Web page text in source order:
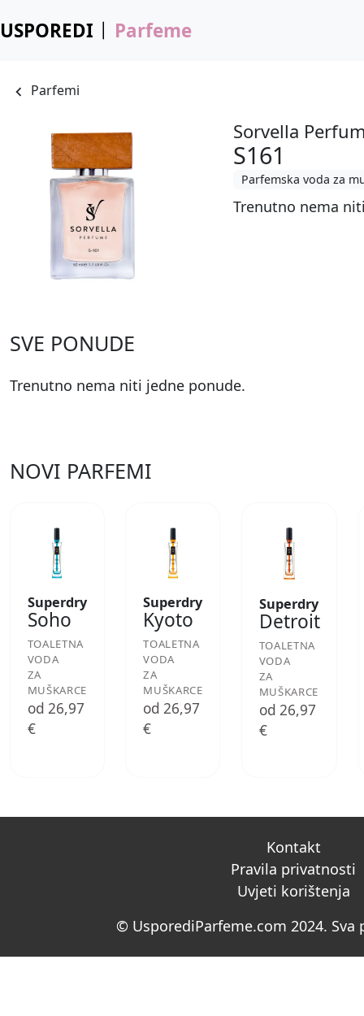
USPOREDI Parfeme
Parfemi
Sorvella
S161
Parfemska voda za
Trenutno nema
SVE PONUDE
Trenutno nema niti jedne ponude.
NOVI PARFEMI
Superdry
Soho
TOALETNA
VODA
ZA
MUŠKARCE
od 26,97
€
Superdry
Kyoto
TOALETNA
VODA
ZA
MUŠKARCE
od 26,97
€
Superdry
Detroit
TOALETNA
VODA
ZA
MUŠKARCE
od 26,97
€
Kontakt
Pravila privatnosti
Uvjeti korištenja
© UsporediParfeme.com 2024. Sva